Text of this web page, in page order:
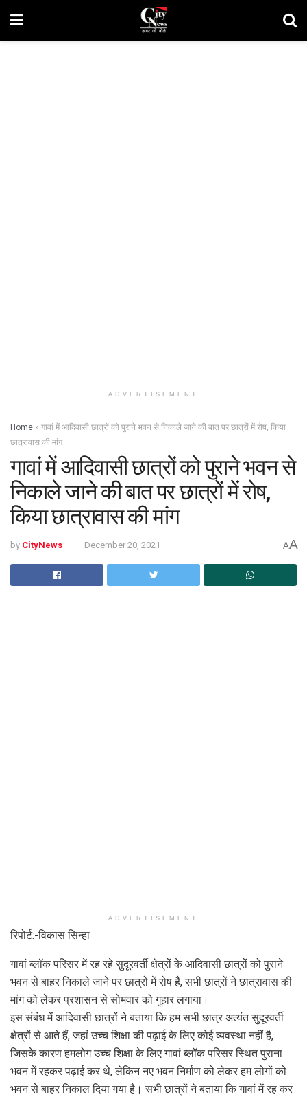
ADVERTISEMENT
Home » गावां में आदिवासी छात्रों को पुराने भवन से निकाले जाने की बात पर छात्रों में रोष, किया
छात्रावास की मांग
गावां में आदिवासी छात्रों को पुराने भवन से
निकाले जाने की बात पर छात्रों में रोष,
किया छात्रावास की मांग
by CityNews December 20, 2021 AA
ADVERTISEMENT
रिपोर्ट:-विकास सिन्हा
गावां ब्लॉक परिसर में रह रहे सुदूरवर्ती क्षेत्रों के आदिवासी छात्रों को पुराने
भवन से बाहर निकाले जाने पर छात्रों में रोष है, सभी छात्रों ने छात्रावास की
मांग को लेकर प्रशासन से सोमवार को गुहार लगाया।
इस संबंध में आदिवासी छात्रों ने बताया कि हम सभी छात्र अत्यंत सुदूरवर्ती
क्षेत्रों से आते हैं, जहां उच्च शिक्षा की पढ़ाई के लिए कोई व्यवस्था नहीं है,
जिसके कारण हमलोग उच्च शिक्षा के लिए गावां ब्लॉक परिसर स्थित पुराना
भवन में रहकर पढ़ाई कर थे, लेकिन नए भवन निर्माण को लेकर हम लोगों को
भवन से बाहर निकाल दिया गया है। सभी छात्रों ने बताया कि गावां में रह कर